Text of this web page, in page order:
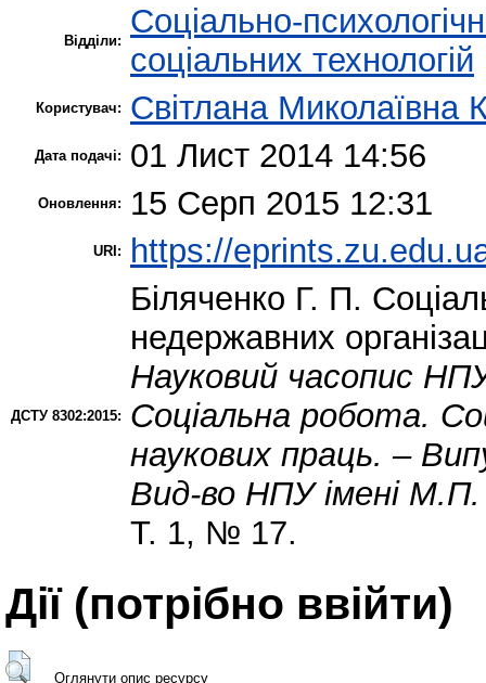
Відділи:
Соціально-
соціальних технологій
Користувач: Світлана Миколаївна
Дата подачі: 01 Лист 2014 14:56
Оновлення: 15 Серп 2015 12:31
URI: https://
ДСТУ 8302:2015:
Біляченко Г. П.
недержавних
Науковий часопис
Соціальна робота.
наукових праць. –
Вид-во НПУ імені
Т. 1, № 17.
Дії ​​(потрібно ввійти)
Оглянути опис ресурсу